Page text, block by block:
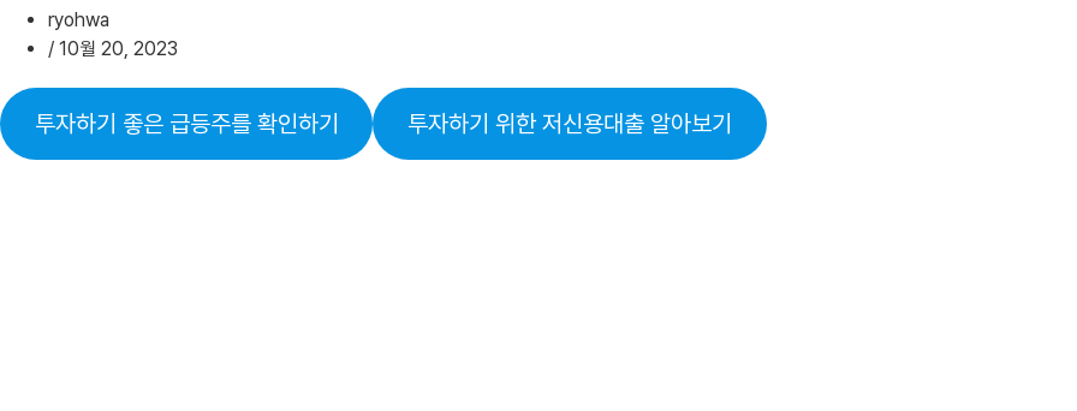
ryohwa
/ 10월 20, 2023
투자하기 좋은 급등주를 확인하기 투자하기 위한 저신용대출 알아보기